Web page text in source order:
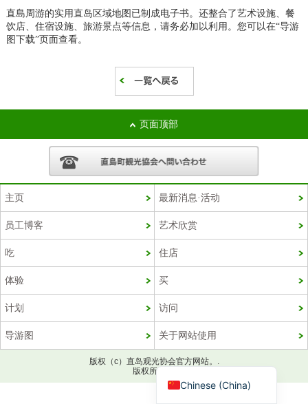
直島周游的实用直岛区域地图已制成电子书。还整合了艺术设施、餐
饮店、住宿设施、旅游景点等信息，请务必加以利用。您可以在“导游
图下载”页面查看。
页面顶部
主页 最新消息·活动
员工博客 艺术欣赏
吃 住店
体验 买
计划 访问
导游图 关于网站使用
版权（c）直岛观光协会官方网站。.
版权所有。.
Chinese (China)
Japanese
English
French